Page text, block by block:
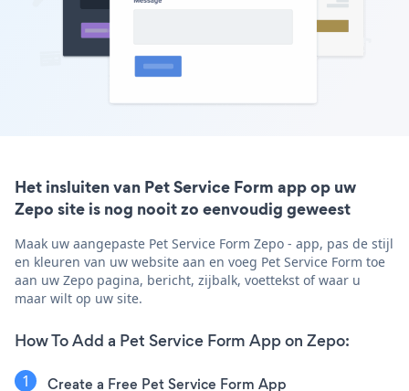
Het insluiten van Pet Service Form app op uw
Zepo site is nog nooit zo eenvoudig geweest
Maak uw aangepaste Pet Service Form Zepo - app, pas de stijl
en kleuren van uw website aan en voeg Pet Service Form toe
aan uw Zepo pagina, bericht, zijbalk, voettekst of waar u
maar wilt op uw site.
How To Add a Pet Service Form App on Zepo:
Create a Free Pet Service Form App